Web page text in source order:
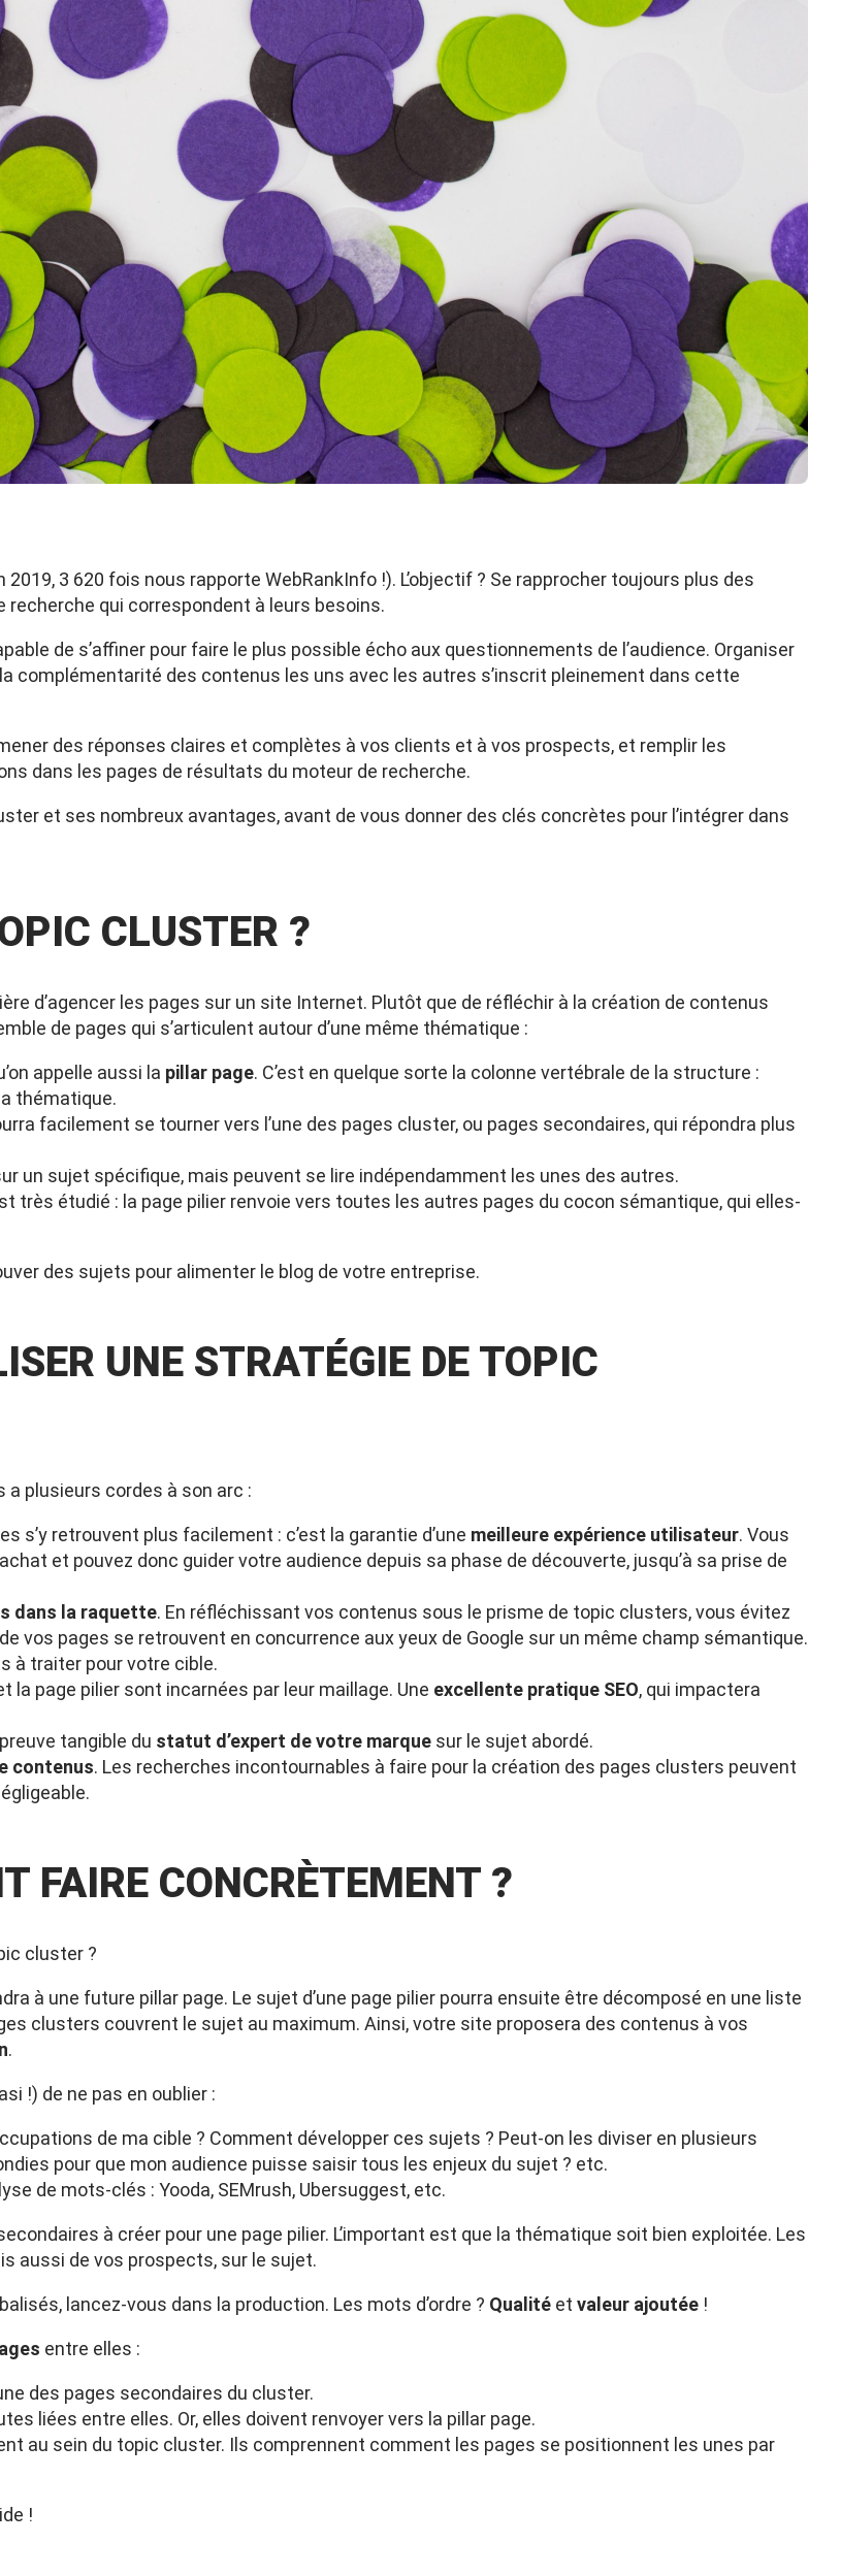
3 620 fois nous rapporte WebRankInfo !). L’objectif ? Se rapprocher toujours plus des
qui correspondent à leurs besoins.
de s’affiner pour faire le plus possible écho aux questionnements de l’audience. Organiser
complémentarité des contenus les uns avec les autres s’inscrit pleinement dans cette
des réponses claires et complètes à vos clients et à vos prospects, et remplir les
dans les pages de résultats du moteur de recherche.
et ses nombreux avantages, avant de vous donner des clés concrètes pour l’intégrer dans
CLUSTER ?
d’agencer les pages sur un site Internet. Plutôt que de réfléchir à la création de contenus
de pages qui s’articulent autour d’une même thématique :
appelle aussi la pillar page. C’est en quelque sorte la colonne vertébrale de la structure :
thématique.
facilement se tourner vers l’une des pages cluster, ou pages secondaires, qui répondra plus
un sujet spécifique, mais peuvent se lire indépendamment les unes des autres.
étudié : la page pilier renvoie vers toutes les autres pages du cocon sémantique, qui elles-
des sujets pour alimenter le blog de votre entreprise.
UNE STRATÉGIE DE TOPIC
plusieurs cordes à son arc :
s’y retrouvent plus facilement : c’est la garantie d’une meilleure expérience utilisateur. Vous
et pouvez donc guider votre audience depuis sa phase de découverte, jusqu’à sa prise de
dans la raquette. En réfléchissant vos contenus sous le prisme de topic clusters, vous évitez
vos pages se retrouvent en concurrence aux yeux de Google sur un même champ sémantique.
à traiter pour votre cible.
page pilier sont incarnées par leur maillage. Une excellente pratique SEO, qui impactera
tangible du statut d’expert de votre marque sur le sujet abordé.
contenus. Les recherches incontournables à faire pour la création des pages clusters peuvent
FAIRE CONCRÈTEMENT ?
cluster ?
à une future pillar page. Le sujet d’une page pilier pourra ensuite être décomposé en une liste
clusters couvrent le sujet au maximum. Ainsi, votre site proposera des contenus à vos
.
!) de ne pas en oublier :
de ma cible ? Comment développer ces sujets ? Peut-on les diviser en plusieurs
pour que mon audience puisse saisir tous les enjeux du sujet ? etc.
de mots-clés : Yooda, SEMrush, Ubersuggest, etc.
à créer pour une page pilier. L’important est que la thématique soit bien exploitée. Les
aussi de vos prospects, sur le sujet.
lancez-vous dans la production. Les mots d’ordre ? Qualité et valeur ajoutée !
entre elles :
des pages secondaires du cluster.
liées entre elles. Or, elles doivent renvoyer vers la pillar page.
au sein du topic cluster. Ils comprennent comment les pages se positionnent les unes par
!